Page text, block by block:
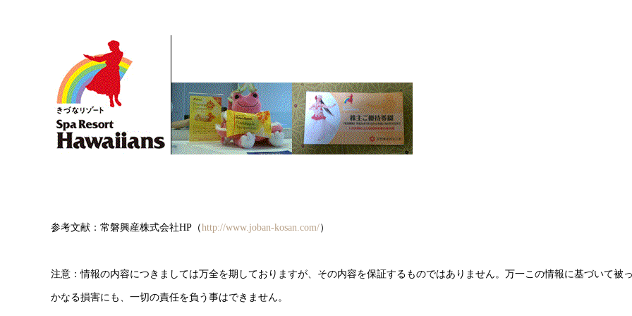
参考文献：常磐興産株式会社HP（http://www.joban-kosan.com/）
注意：情報の内容につきましては万全を期しておりますが、その内容を保証するものではありません。万一この情報に基づいて被
かなる損害にも、一切の責任を負う事はできません。